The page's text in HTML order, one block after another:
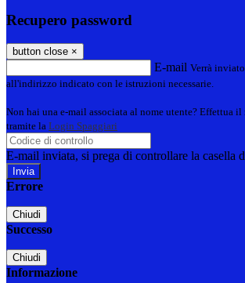
Recupero password
button close ×
E-mail Verrà
all'indirizzo indicato con le istruzioni necessarie.
Non hai una e-mail associata al nome utente? Effettua il
tramite la Login Spaggiari
E-mail inviata, si prega di controllare la casella
Errore
Chiudi
Successo
Chiudi
Informazione